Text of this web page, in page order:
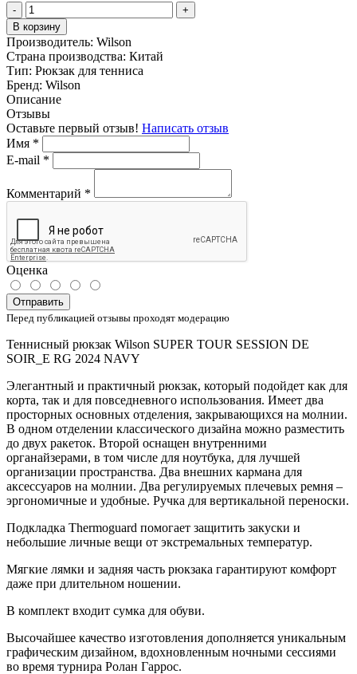
-
+
В корзину
Производитель: Wilson
Страна производства: Китай
Тип: Рюкзак для тенниса
Бренд: Wilson
Описание
Отзывы
Оставьте первый отзыв! Написать отзыв
Имя *
E-mail *
Комментарий *
Оценка
Отправить
Перед публикацией отзывы проходят модерацию
Теннисный рюкзак Wilson SUPER TOUR SESSION DE
SOIR_E RG 2024 NAVY
Элегантный и практичный рюкзак, который подойдет как для
корта, так и для повседневного использования. Имеет два
просторных основных отделения, закрывающихся на молнии.
В одном отделении классического дизайна можно разместить
до двух ракеток. Второй оснащен внутренними
органайзерами, в том числе для ноутбука, для лучшей
организации пространства. Два внешних кармана для
аксессуаров на молнии. Два регулируемых плечевых ремня –
эргономичные и удобные. Ручка для вертикальной переноски.
Подкладка Thermoguard помогает защитить закуски и
небольшие личные вещи от экстремальных температур.
Мягкие лямки и задняя часть рюкзака гарантируют комфорт
даже при длительном ношении.
В комплект входит сумка для обуви.
Высочайшее качество изготовления дополняется уникальным
графическим дизайном, вдохновленным ночными сессиями
во время турнира Ролан Гаррос.